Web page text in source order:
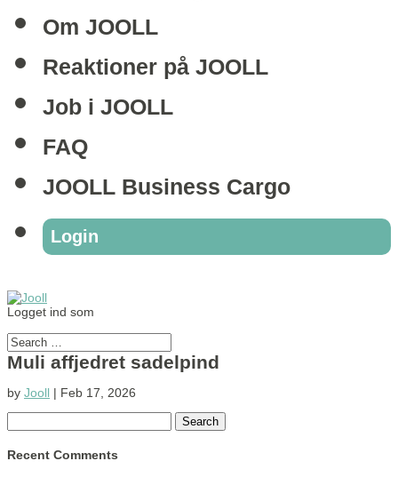
Om JOOLL
Reaktioner på JOOLL
Job i JOOLL
FAQ
JOOLL Business Cargo
Login
Logget ind som
Muli affjedret sadelpind
by Jooll | Feb 17, 2026
for:
Recent Comments